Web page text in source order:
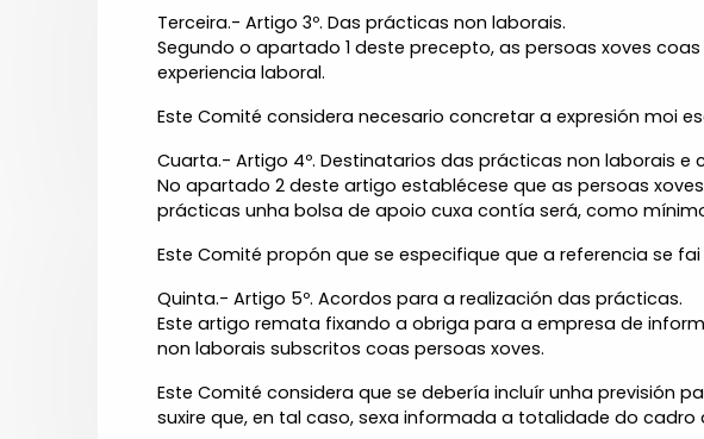
Terceira.- Artigo 3º. Das prácticas non laborais.
Segundo o apartado 1 deste precepto, as persoas xoves
experiencia laboral.
Este Comité considera necesario concretar a expresión moi
Cuarta.- Artigo 4º. Destinatarios das prácticas non laborais e
No apartado 2 deste artigo establécese que as persoas
prácticas unha bolsa de apoio cuxa contía será, como
Este Comité propón que se especifique que a referencia se
Quinta.- Artigo 5º. Acordos para a realización das prácticas.
Este artigo remata fixando a obriga para a empresa de
non laborais subscritos coas persoas xoves.
Este Comité considera que se debería incluír unha previsión
suxire que, en tal caso, sexa informada a totalidade do cadro